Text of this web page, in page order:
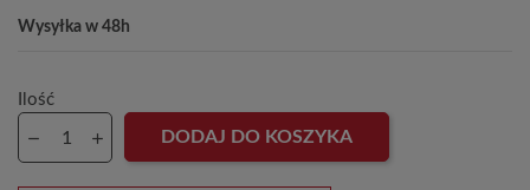
Wysyłka w 48h
Ilość
DODAJ DO KOSZYKA